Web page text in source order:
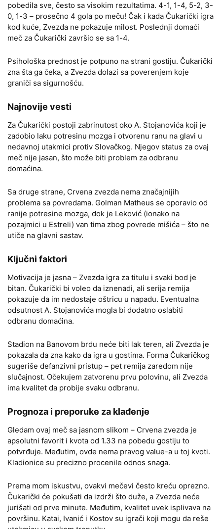
pobedila sve, često sa visokim rezultatima. 4-1, 1-4, 5-2, 3-
0, 1-3 – prosečno 4 gola po meču! Čak i kada Čukarički igra
kod kuće, Zvezda ne pokazuje milost. Poslednji domaći
meč za Čukarički završio se sa 1-4.
Psihološka prednost je potpuno na strani gostiju. Čukarički
zna šta ga čeka, a Zvezda dolazi sa poverenjem koje
graniči sa sigurnošću.
Najnovije vesti
Za Čukarički postoji zabrinutost oko A. Stojanovića koji je
zadobio laku potresinu mozga i otvorenu ranu na glavi u
nedavnoj utakmici protiv Slovačkog. Njegov status za ovaj
meč nije jasan, što može biti problem za odbranu
domaćina.
Sa druge strane, Crvena zvezda nema značajnijih
problema sa povredama. Golman Matheus se oporavio od
ranije potresine mozga, dok je Leković (ionako na
pozajmici u Estreli) van tima zbog povrede mišića – što ne
utiče na glavni sastav.
Ključni faktori
Motivacija je jasna – Zvezda igra za titulu i svaki bod je
bitan. Čukarički bi voleo da iznenadi, ali serija remija
pokazuje da im nedostaje oštricu u napadu. Eventualna
odsutnost A. Stojanovića mogla bi dodatno oslabiti
odbranu domaćina.
Stadion na Banovom brdu neće biti lak teren, ali Zvezda je
pokazala da zna kako da igra u gostima. Forma Čukaričkog
sugeriše defanzivni pristup – pet remija zaredom nije
slučajnost. Očekujem zatvorenu prvu polovinu, ali Zvezda
ima kvalitet da probije svaku odbranu.
Prognoza i preporuke za klađenje
Gledam ovaj meč sa jasnom slikom – Crvena zvezda je
apsolutni favorit i kvota od 1.33 na pobedu gostiju to
potvrđuje. Međutim, ovde nema pravog value-a u toj kvoti.
Kladionice su precizno procenile odnos snaga.
Prema mom iskustvu, ovakvi mečevi često kreću oprezno.
Čukarički će pokušati da izdrži što duže, a Zvezda neće
jurišati od prve minute. Međutim, kvalitet uvek isplivava na
površinu. Katai, Ivanić i Kostov su igrači koji mogu da reše